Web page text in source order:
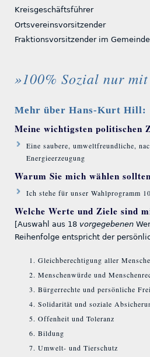
Kreisgeschäftsführer
Ortsvereinsvorsitzender
Fraktionsvorsitzender im
»100% Sozial nur
Mehr über Hans-Kurt Hill:
Meine wichtigsten politischen
Eine saubere, umweltfreundliche,
Energieerzeugung
Warum Sie mich wählen
Ich stehe für unser Wahlprogramm
Welche Werte und Ziele sind
[Auswahl aus 18 vorgegebenen
Reihenfolge entspricht der
Gleichberechtigung aller
Menschenwürde und
Bürgerrechte und persönliche
Solidarität und soziale
Offenheit und Toleranz
Bildung
Umwelt- und Tierschutz